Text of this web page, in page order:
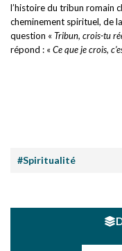
l’histoire du tribun romain
cheminement spirituel, de
question « Tribun, crois-tu
répond : « Ce que je crois,
#Spiritualité